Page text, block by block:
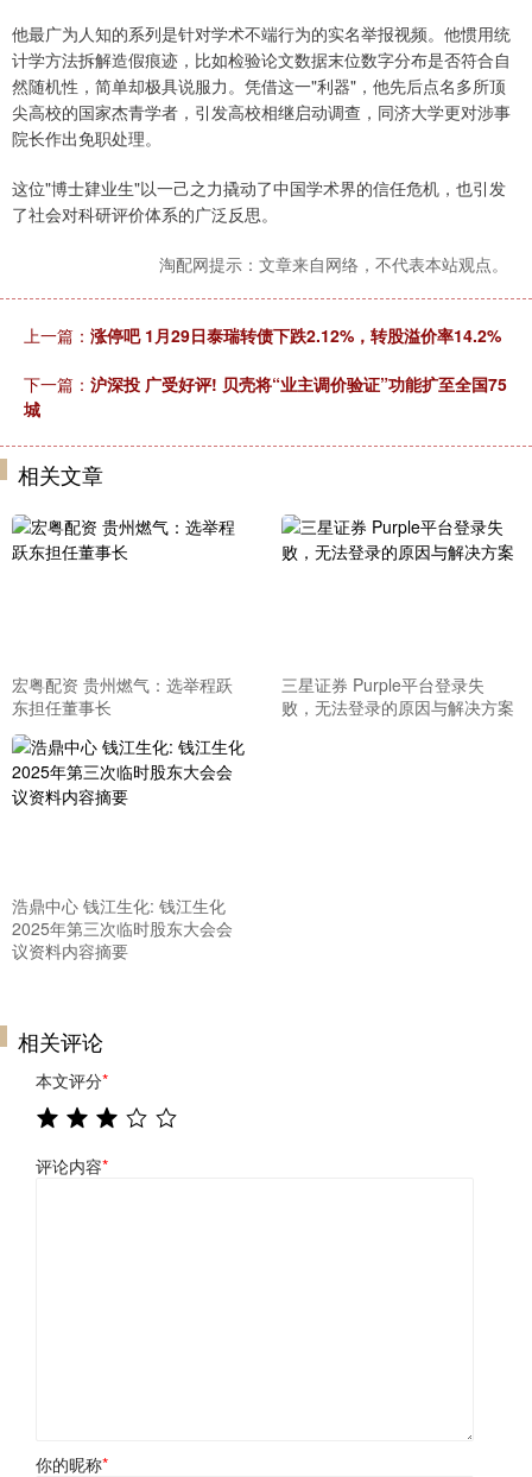
他最广为人知的系列是针对学术不端行为的实名举报视频。他惯用统
计学方法拆解造假痕迹，比如检验论文数据末位数字分布是否符合自
然随机性，简单却极具说服力。凭借这一"利器"，他先后点名多所顶
尖高校的国家杰青学者，引发高校相继启动调查，同济大学更对涉事
院长作出免职处理。
这位"博士肄业生"以一己之力撬动了中国学术界的信任危机，也引发
了社会对科研评价体系的广泛反思。
淘配网提示：文章来自网络，不代表本站观点。
上一篇： 涨停吧 1月29日泰瑞转债下跌2.12%，转股溢价率14.2%
下一篇： 沪深投 广受好评! 贝壳将“业主调价验证”功能扩至全国75
城
相关文章
宏粤配资 贵州燃气：选举程跃
东担任董事长
三星证券 Purple平台登录失
败，无法登录的原因与解决方案
浩鼎中心 钱江生化: 钱江生化
2025年第三次临时股东大会会
议资料内容摘要
相关评论
本文评分*
评论内容*
你的昵称*